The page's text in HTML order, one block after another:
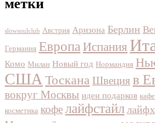
метки
slowsoulclub Австрия Аризона Берлин
Германия Европа Испания
Комо Милан Новый год Нормандия
США Тоскана Швеция в
вокруг Москвы идеи подарков
косметика кофелайфстайл